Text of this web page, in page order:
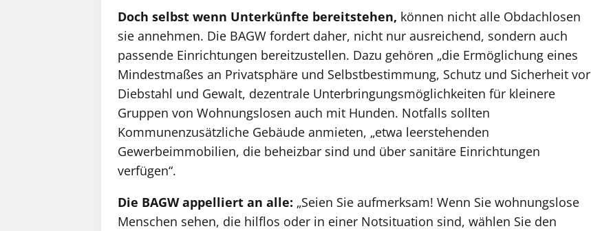
Doch selbst wenn Unterkünfte bereitstehen, können nicht alle Obdachlosen
sie annehmen. Die BAGW fordert daher, nicht nur ausreichend, sondern auch
passende Einrichtungen bereitzustellen. Dazu gehören „die Ermöglichung eines
Mindestmaßes an Privatsphäre und Selbstbestimmung, Schutz und Sicherheit vor
Diebstahl und Gewalt, dezentrale Unterbringungsmöglichkeiten für kleinere
Gruppen von Wohnungslosen auch mit Hunden. Notfalls sollten
Kommunenzusätzliche Gebäude anmieten, „etwa leerstehenden
Gewerbeimmobilien, die beheizbar sind und über sanitäre Einrichtungen
verfügen“.
Die BAGW appelliert an alle: „Seien Sie aufmerksam! Wenn Sie wohnungslose
Menschen sehen, die hilflos oder in einer Notsituation sind, wählen Sie den